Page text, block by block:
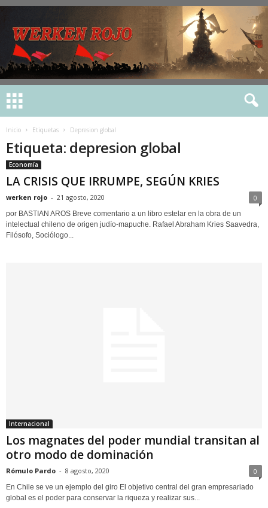
Inicio Etiquetas Depresion global
Etiqueta: depresion global
Economía
LA CRISIS QUE IRRUMPE, SEGÚN KRIES
werken rojo - 21 agosto, 2020 0
por BASTIAN AROS Breve comentario a un libro estelar en la obra de un
intelectual chileno de origen judío-mapuche. Rafael Abraham Kries Saavedra,
Filósofo, Sociólogo...
Internacional
Los magnates del poder mundial transitan al
otro modo de dominación
Rómulo Pardo - 8 agosto, 2020 0
En Chile se ve un ejemplo del giro El objetivo central del gran empresariado
global es el poder para conservar la riqueza y realizar sus...